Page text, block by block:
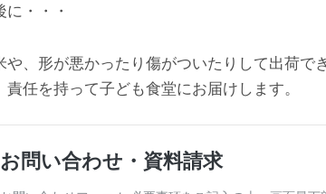
に・・・
や、形が悪かったり傷がついたりして出荷
責任を持って子ども食堂にお届けします。